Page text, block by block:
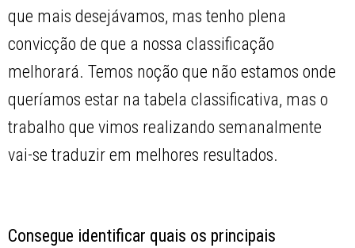
que mais desejávamos, mas tenho plena
convicção de que a nossa classificação
melhorará. Temos noção que não estamos onde
queríamos estar na tabela classificativa, mas o
trabalho que vimos realizando semanalmente
vai-se traduzir em melhores resultados.
Consegue identificar quais os principais